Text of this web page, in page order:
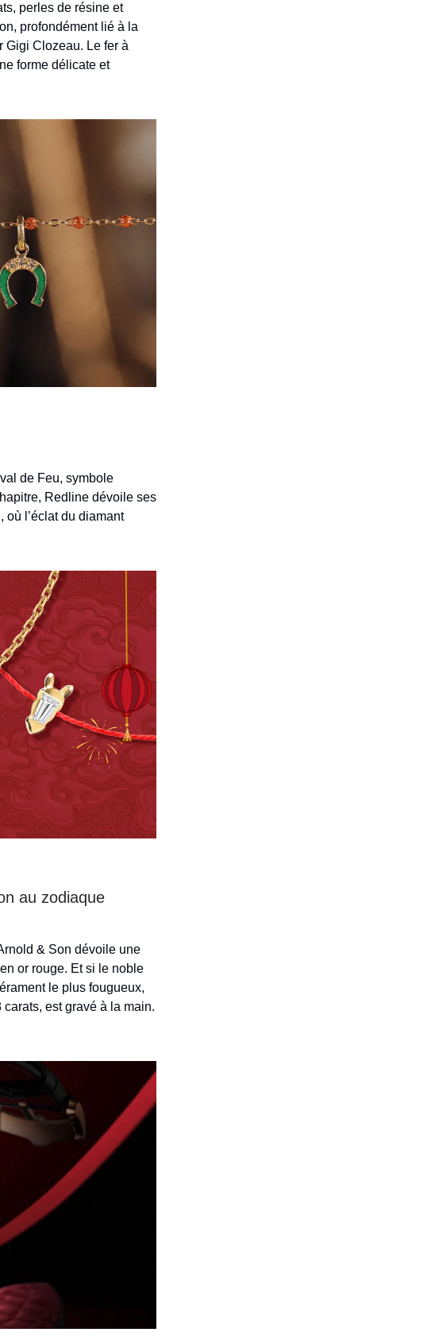
perles de résine et
profondément lié à la
Gigi Clozeau. Le fer à
forme délicate et
de Feu, symbole
Redline dévoile ses
l’éclat du diamant
au zodiaque
& Son dévoile une
or rouge. Et si le noble
le plus fougueux,
est gravé à la main.